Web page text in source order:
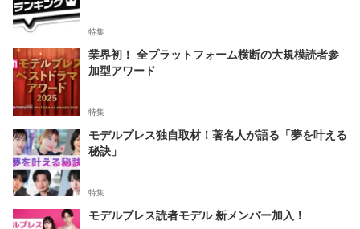
特集
業界初！ 全プラットフォーム横断の大規模読者参
加型アワード
特集
モデルプレス独自取材！著名人が語る「夢を叶える
秘訣」
特集
モデルプレス読者モデル 新メンバー加入！